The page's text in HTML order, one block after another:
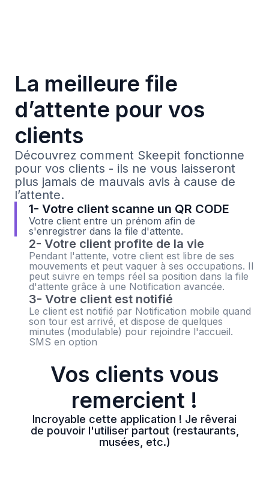
La meilleure file
d’attente pour vos
clients
Découvrez comment Skeepit fonctionne
pour vos clients - ils ne vous laisseront
plus jamais de mauvais avis à cause de
l’attente.
1- Votre client scanne un QR CODE
Votre client entre un prénom afin de
s'enregistrer dans la file d'attente.
2- Votre client profite de la vie
Pendant l'attente, votre client est libre de ses
mouvements et peut vaquer à ses occupations. Il
peut suivre en temps réel sa position dans la file
d'attente grâce à une Notification avancée.
3- Votre client est notifié
Le client est notifié par Notification mobile quand
son tour est arrivé, et dispose de quelques
minutes (modulable) pour rejoindre l'accueil.
SMS en option
Vos clients vous
remercient !
Incroyable cette application ! Je rêverai
de pouvoir l'utiliser partout (restaurants,
musées, etc.)